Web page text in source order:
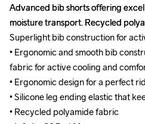
Advanced bib shorts offering
moisture transport. Recycled
Superlight bib construction for
• Ergonomic and smooth bib
fabric for active cooling and
• Ergonomic design for a perfect
• Silicone leg ending elastic that
• Recycled polyamide fabric
Advanced bib shorts offering
moisture transport. Recycled
Superlight bib construction for
• Ergonomic and smooth bib
fabric for active cooling and
• Ergonomic design for a perfect
• Silicone leg ending elastic that
• Recycled polyamide fabric